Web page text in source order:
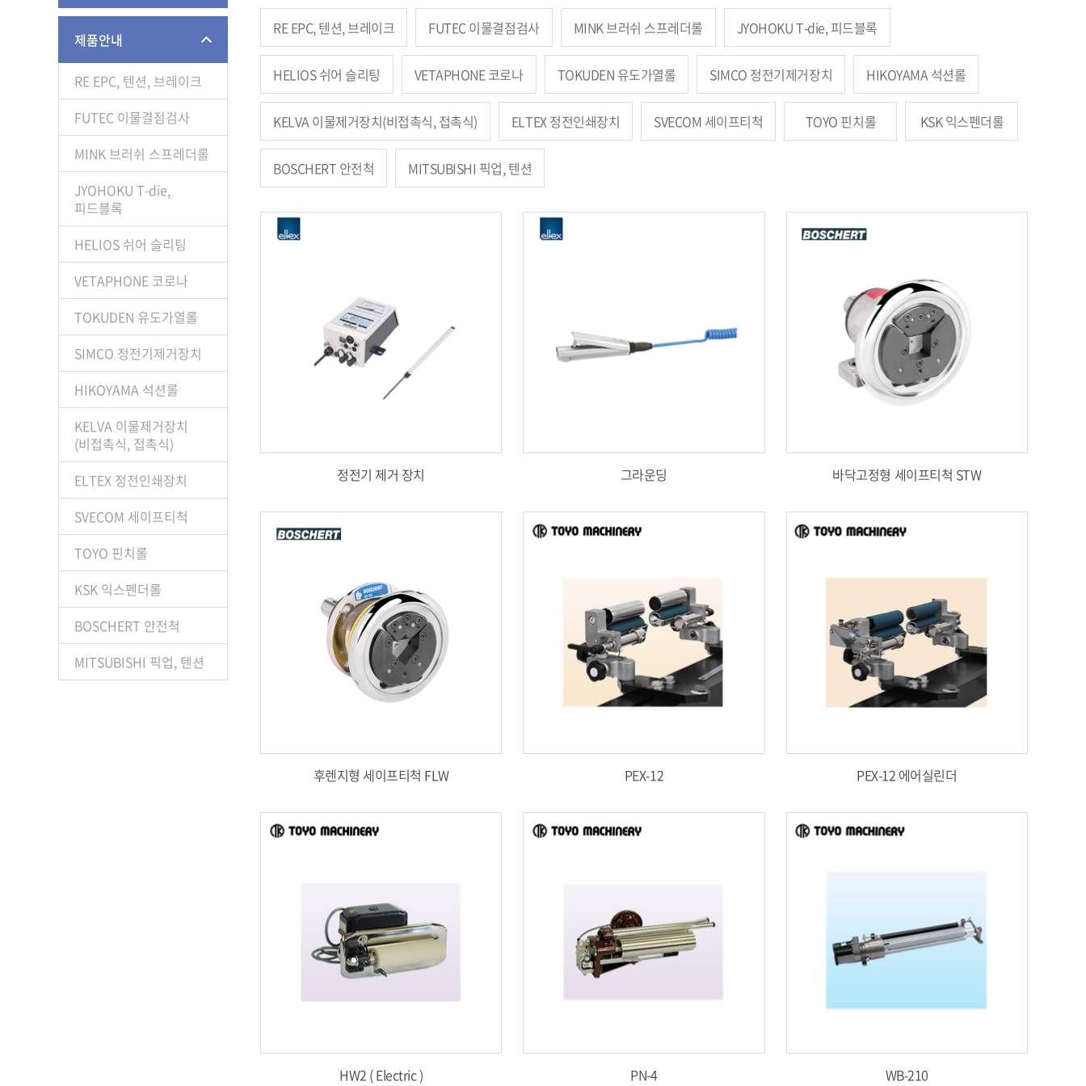
제품안내
RE EPC, 텐션, 브레이크
FUTEC 이물결점검사
MINK 브러쉬 스프레더롤
JYOHOKU T-die,
피드블록
HELIOS 쉬어 슬리팅
VETAPHONE 코로나
TOKUDEN 유도가열롤
SIMCO 정전기제거장치
HIKOYAMA 석션롤
KELVA 이물제거장치
(비접촉식, 접촉식)
ELTEX 정전인쇄장치
SVECOM 세이프티척
TOYO 핀치롤
KSK 익스펜더롤
BOSCHERT 안전척
MITSUBISHI 픽업, 텐션
RE EPC, 텐션, 브레이크 FUTEC 이물결점검사 MINK 브러쉬 스프레더롤 JYOHOKU T-die, 피드블록
HELIOS 쉬어 슬리팅 VETAPHONE 코로나 TOKUDEN 유도가열롤 SIMCO 정전기제거장치 HIKOYAMA 석션롤
KELVA 이물제거장치(비접촉식, 접촉식) ELTEX 정전인쇄장치 SVECOM 세이프티척 TOYO 핀치롤 KSK 익스펜더롤
BOSCHERT 안전척 MITSUBISHI 픽업, 텐션
정전기 제거 장치 그라운딩 바닥고정형 세이프티척 STW
후렌지형 세이프티척 FLW PEX-12 PEX-12 에어실린더
HW2 ( Electric ) PN-4 WB-210